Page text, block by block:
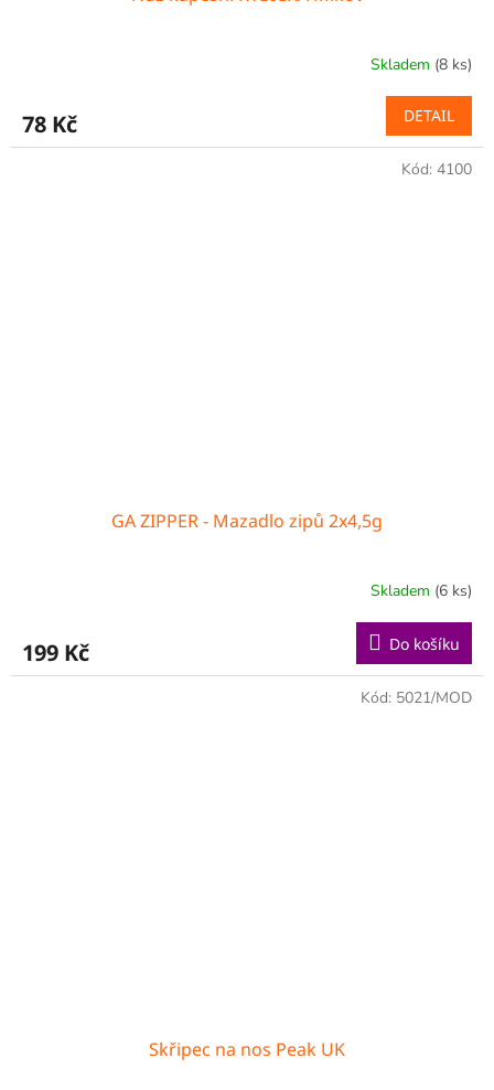
Skladem (8 ks)
78 Kč DETAIL
GA ZIPPER - Mazadlo zipů 2x4,5g
Skladem (6 ks)
199 Kč Do košíku
Kód: 4100
Skřipec na nos Peak UK
Kód: 5021/MOD